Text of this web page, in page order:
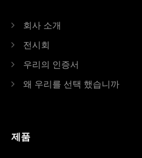
회사 소개
전시회
우리의 인증서
왜 우리를 선택 했습니까
제품